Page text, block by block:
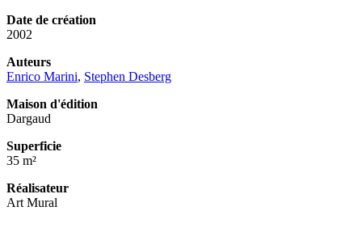
Date de création
2002
Auteurs
Enrico Marini, Stephen Desberg
Maison d'édition
Dargaud
Superficie
35 m²
Réalisateur
Art Mural